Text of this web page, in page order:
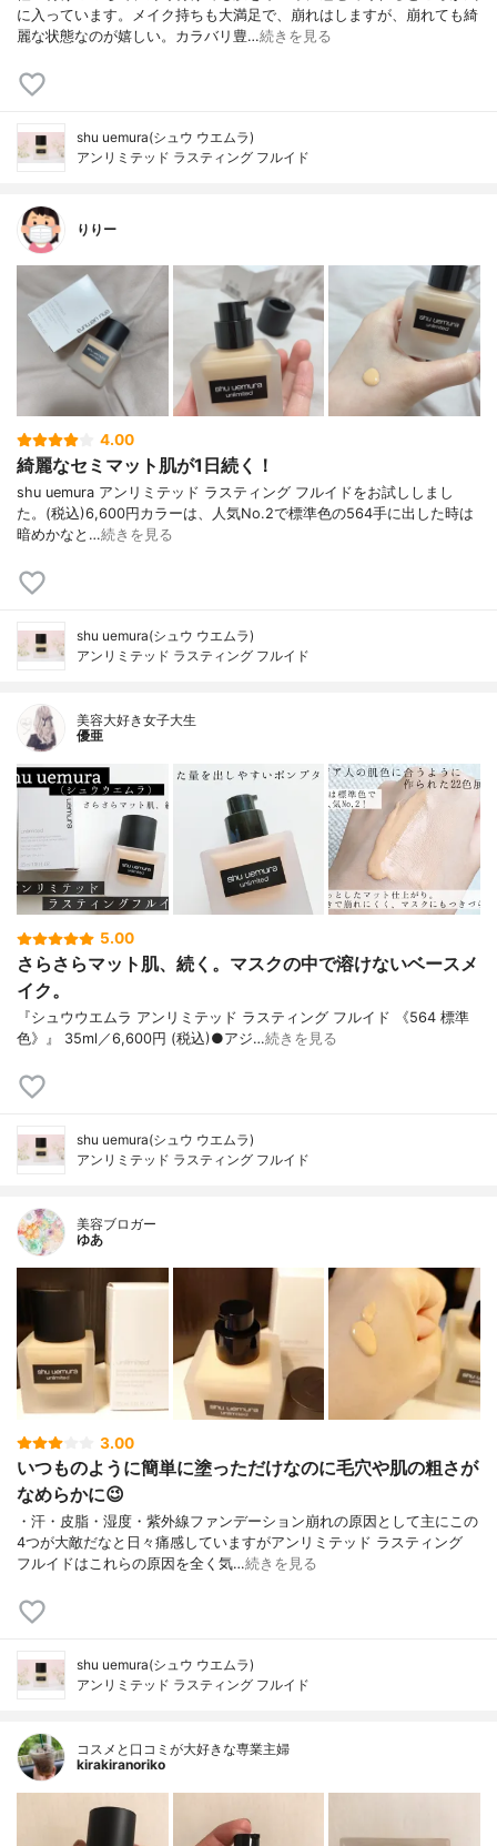
に入っています。メイク持ちも大満足で、崩れはしますが、崩れても綺
麗な状態なのが嬉しい。カラバリ豊…続きを見る
shu uemura(シュウ ウエムラ)
アンリミテッド ラスティング フルイド
りりー
4.00
綺麗なセミマット肌が1日続く！
shu uemura アンリミテッド ラスティング フルイドをお試ししまし
た。(税込)6,600円カラーは、人気No.2で標準色の564手に出した時は
暗めかなと…続きを見る
shu uemura(シュウ ウエムラ)
アンリミテッド ラスティング フルイド
美容大好き女子大生
優亜
5.00
さらさらマット肌、続く。マスクの中で溶けないベースメ
イク。
『シュウウエムラ アンリミテッド ラスティング フルイド 《564 標準
色》』 35ml／6,600円 (税込)●アジ…続きを見る
shu uemura(シュウ ウエムラ)
アンリミテッド ラスティング フルイド
美容ブロガー
ゆあ
3.00
いつものように簡単に塗っただけなのに毛穴や肌の粗さが
なめらかに😉
・汗・皮脂・湿度・紫外線ファンデーション崩れの原因として主にこの
4つが大敵だなと日々痛感していますがアンリミテッド ラスティング
フルイドはこれらの原因を全く気…続きを見る
shu uemura(シュウ ウエムラ)
アンリミテッド ラスティング フルイド
コスメと口コミが大好きな専業主婦
kirakiranoriko